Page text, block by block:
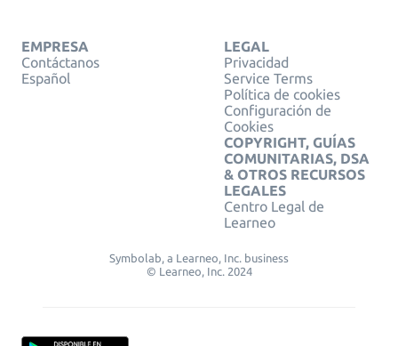
EMPRESA
Contáctanos
Español
LEGAL
Privacidad
Service Terms
Política de cookies
Configuración de
Cookies
COPYRIGHT, GUÍAS
COMUNITARIAS, DSA
& OTROS RECURSOS
LEGALES
Centro Legal de
Learneo
Symbolab, a Learneo, Inc. business
© Learneo, Inc. 2024